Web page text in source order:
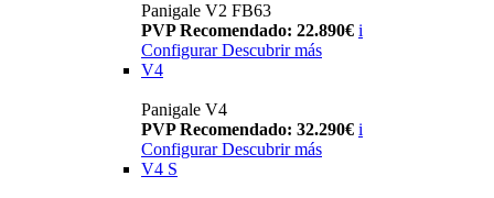
Panigale V2 FB63
PVP Recomendado: 22.890€ i
Configurar Descubrir más
V4
Panigale V4
PVP Recomendado: 32.290€ i
Configurar Descubrir más
V4 S